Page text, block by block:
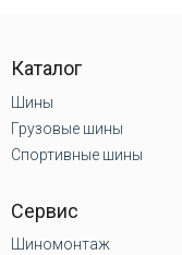
Каталог
Шины
Грузовые шины
Спортивные шины
Сервис
Шиномонтаж